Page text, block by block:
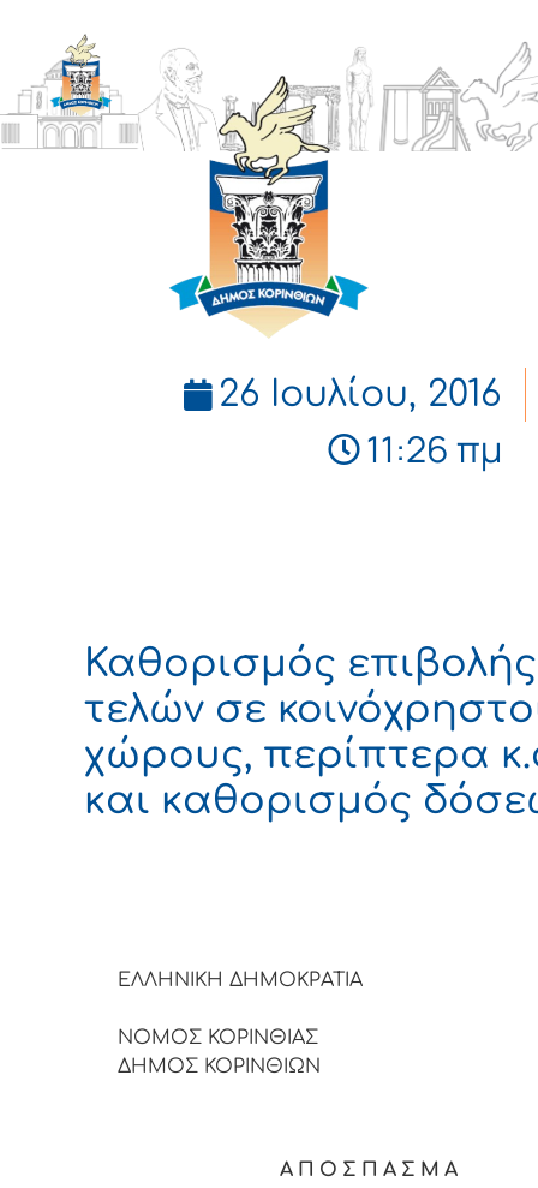
ΔΗΜΟΣ
ΚΟΡΙΝΘΙΩΝ
26 Ιουλίου, 2016
11:26 πμ
Καθορισμός επιβολής
τελών σε
χώρους, περίπτερα
και καθορισμός
ΕΛΛΗΝΙΚΗ
ΝΟΜΟΣ ΚΟΡΙΝΘΙΑΣ
ΔΗΜΟΣ ΚΟΡΙΝΘΙΩΝ
ΑΠΟΣΠΑΣΜΑ